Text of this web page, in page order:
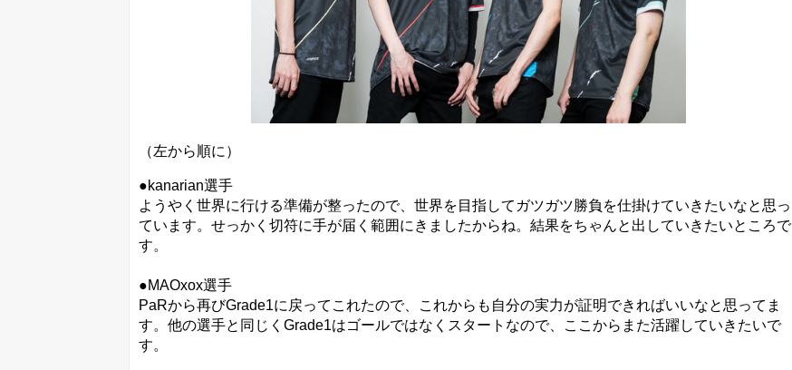
（左から順に）
●kanarian選手
ようやく世界に行ける準備が整ったので、世界を目指してガツガツ勝負を仕掛けていきたいなと思っ
ています。せっかく切符に手が届く範囲にきましたからね。結果をちゃんと出していきたいところで
す。
●MAOxox選手
PaRから再びGrade1に戻ってこれたので、これからも自分の実力が証明できればいいなと思ってま
す。他の選手と同じくGrade1はゴールではなくスタートなので、ここからまた活躍していきたいで
す。